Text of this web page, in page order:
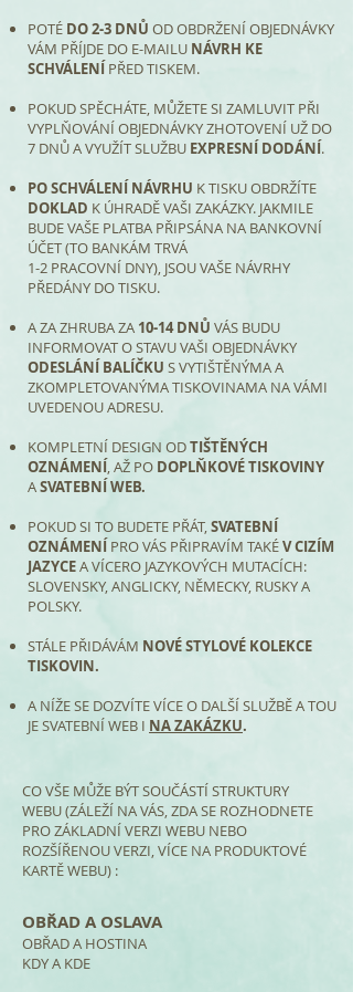
POTÉ DO 2-3 DNŮ OD OBDRŽENÍ OBJEDNÁVKY
VÁM PŘÍJDE DO E-MAILU NÁVRH KE
SCHVÁLENÍ PŘED TISKEM.
POKUD SPĚCHÁTE, MŮŽETE SI ZAMLUVIT PŘI
VYPLŇOVÁNÍ OBJEDNÁVKY ZHOTOVENÍ UŽ DO
7 DNŮ A VYUŽÍT SLUŽBU EXPRESNÍ DODÁNÍ.
PO SCHVÁLENÍ NÁVRHU K TISKU OBDRŽÍTE
DOKLAD K ÚHRADĚ VAŠI ZAKÁZKY. JAKMILE
BUDE VAŠE PLATBA PŘIPSÁNA NA BANKOVNÍ
ÚČET (TO BANKÁM TRVÁ
1-2 PRACOVNÍ DNY), JSOU VAŠE NÁVRHY
PŘEDÁNY DO TISKU.
A ZA ZHRUBA ZA 10-14 DNŮ VÁS BUDU
INFORMOVAT O STAVU VAŠI OBJEDNÁVKY
ODESLÁNÍ BALÍČKU S VYTIŠTĚNÝMA A
ZKOMPLETOVANÝMA TISKOVINAMA NA VÁMI
UVEDENOU ADRESU.
KOMPLETNÍ DESIGN ODTIŠTĚNÝCH
OZNÁMENÍ, AŽ PO DOPLŇKOVÉ TISKOVINY
ASVATEBNÍ WEB.
POKUD SI TO BUDETE PŘÁT,SVATEBNÍ
OZNÁMENÍ PRO VÁS PŘIPRAVÍM TAKÉV CIZÍM
JAZYCEA VÍCERO JAZYKOVÝCH MUTACÍCH:
SLOVENSKY, ANGLICKY, NĚMECKY, RUSKY A
POLSKY.
STÁLE PŘIDÁVÁM NOVÉ STYLOVÉ KOLEKCE
TISKOVIN.
A NÍŽE SE DOZVÍTE VÍCE O DALŠÍ SLUŽBĚ A TOU
JE SVATEBNÍ WEB I NA ZAKÁZKU.
CO VŠE MŮŽE BÝT SOUČÁSTÍ STRUKTURY
WEBU (ZÁLEŽÍ NA VÁS, ZDA SE ROZHODNETE
PRO ZÁKLADNÍ VERZI WEBU NEBO
ROZŠÍŘENOU VERZI, VÍCE NA PRODUKTOVÉ
KARTĚ WEBU) :
OBŘAD A OSLAVA
OBŘAD A HOSTINA
KDY A KDE